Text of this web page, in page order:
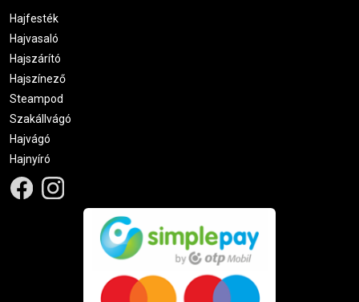
Hajfesték
Hajvasaló
Hajszárító
Hajszínező
Steampod
Szakállvágó
Hajvágó
Hajnyíró